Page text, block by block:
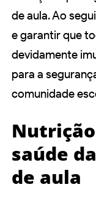
de aula. Ao
e garantir que
devidamente
para a
comunidade
saúde
de aula